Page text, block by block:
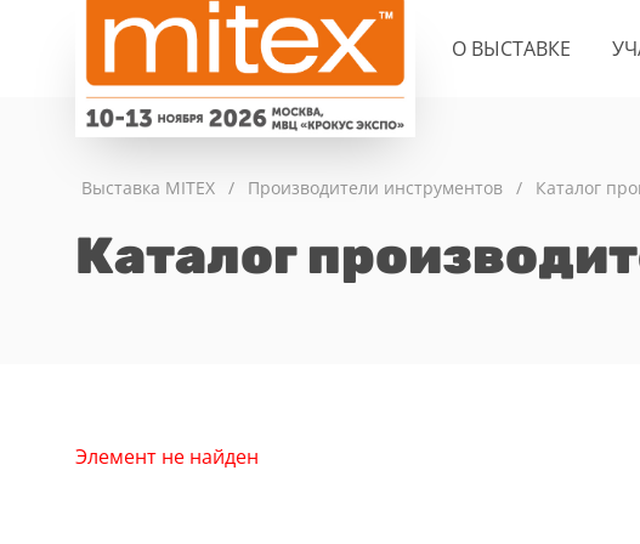
О ВЫСТАВКЕ
Выставка MITEX / Производители инструментов / Каталог
Каталог
Элемент не найден